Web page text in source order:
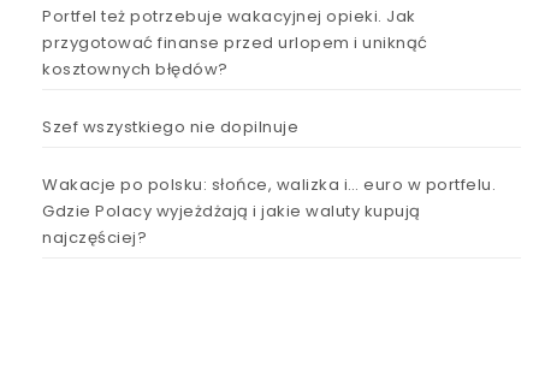
Portfel też potrzebuje wakacyjnej opieki. Jak
przygotować finanse przed urlopem i uniknąć
kosztownych błędów?
Szef wszystkiego nie dopilnuje
Wakacje po polsku: słońce, walizka i… euro w portfelu.
Gdzie Polacy wyjeżdżają i jakie waluty kupują
najczęściej?